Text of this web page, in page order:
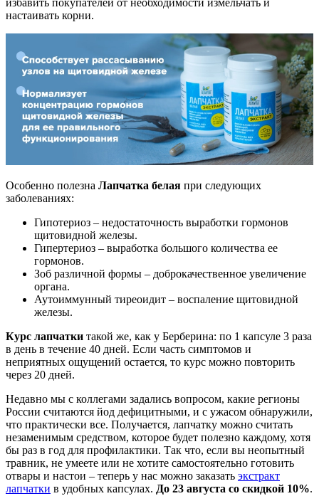
избавить покупателей от необходимости измельчать и
настаивать корни.
Особенно полезна Лапчатка белая при следующих
заболеваниях:
Гипотериоз – недостаточность выработки гормонов
щитовидной железы.
Гипертериоз – выработка большого количества ее
гормонов.
Зоб различной формы – доброкачественное увеличение
органа.
Аутоиммунный тиреоидит – воспаление щитовидной
железы.
Курс лапчатки такой же, как у Берберина: по 1 капсуле 3 раза
в день в течение 40 дней. Если часть симптомов и
неприятных ощущений остается, то курс можно повторить
через 20 дней.
Недавно мы с коллегами задались вопросом, какие регионы
России считаются йод дефицитными, и с ужасом обнаружили,
что практически все. Получается, лапчатку можно считать
незаменимым средством, которое будет полезно каждому, хотя
бы раз в год для профилактики. Так что, если вы неопытный
травник, не умеете или не хотите самостоятельно готовить
отвары и настои – теперь у нас можно заказать экстракт
лапчатки в удобных капсулах. До 23 августа со скидкой 10%.